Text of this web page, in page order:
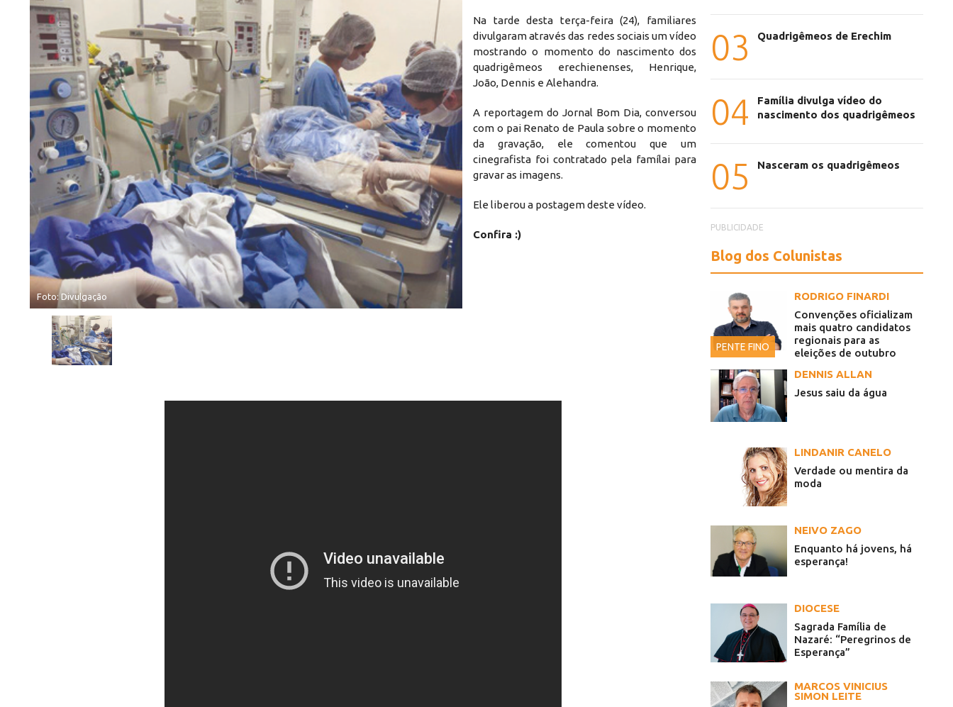
Foto: Divulgação
Na tarde desta terça-feira (24), familiares
divulgaram através das redes sociais um vídeo
mostrando o momento do nascimento dos
quadrigêmeos erechienenses, Henrique,
João, Dennis e Alehandra.
A reportagem do Jornal Bom Dia, conversou
com o pai Renato de Paula sobre o momento
da gravação, ele comentou que um
cinegrafista foi contratado pela famílai para
gravar as imagens.
Ele liberou a postagem deste vídeo.
Confira :)
03 Quadrigêmeos de Erechim
04
Família divulga vídeo do
nascimento dos quadrigêmeos
05 Nasceram os quadrigêmeos
PUBLICIDADE
Blog dos Colunistas
PENTE FINO
RODRIGO FINARDI
Convenções oficializam
mais quatro candidatos
regionais para as
eleições de outubro
DENNIS ALLAN
Jesus saiu da água
LINDANIR CANELO
Verdade ou mentira da
moda
NEIVO ZAGO
Enquanto há jovens, há
esperança!
DIOCESE
Sagrada Família de
Nazaré: “Peregrinos de
Esperança”
MARCOS VINICIUS
SIMON LEITE